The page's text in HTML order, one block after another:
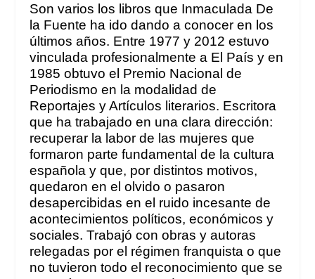
Son varios los libros que Inmaculada De
la Fuente ha ido dando a conocer en los
últimos años. Entre 1977 y 2012 estuvo
vinculada profesionalmente a El País y en
1985 obtuvo el Premio Nacional de
Periodismo en la modalidad de
Reportajes y Artículos literarios. Escritora
que ha trabajado en una clara dirección:
recuperar la labor de las mujeres que
formaron parte fundamental de la cultura
española y que, por distintos motivos,
quedaron en el olvido o pasaron
desapercibidas en el ruido incesante de
acontecimientos políticos, económicos y
sociales. Trabajó con obras y autoras
relegadas por el régimen franquista o que
no tuvieron todo el reconocimiento que se